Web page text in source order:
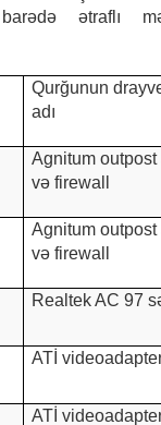
ətraflı
Qurğunun
adı
Agnitum outpost
və firewall
Agnitum outpost
və firewall
Realtek AC 97
ATİ
ATİ